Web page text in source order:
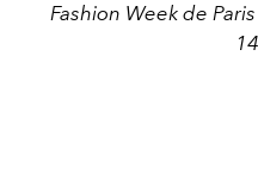
Fashion Week de